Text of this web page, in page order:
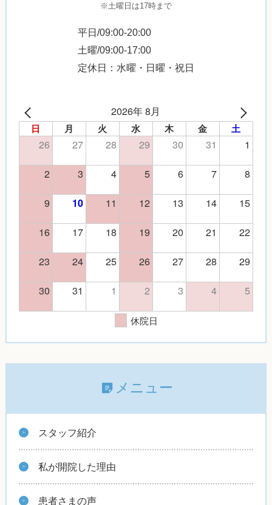
※土曜日は17時まで
平日/09:00-20:00
土曜/09:00-17:00
定休日：水曜・日曜・祝日
2026年 8月
日 月 火 水 木 金 土
26 27 28 29 30 31
1
2
3 4 5 6 7
8
9
10 11 12 13 14
15
16
17 18 19 20 21
22
23
24 25 26 27 28
29
30
31 1 2 3 4 5
休院日
メニュー
スタッフ紹介
私が開院した理由
患者さまの声